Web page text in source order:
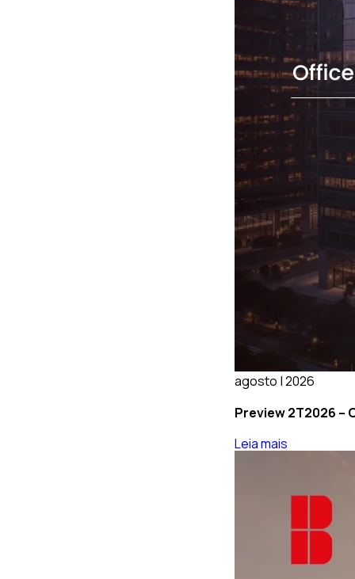
agosto | 2026
Preview 2T2026 –
Leia mais